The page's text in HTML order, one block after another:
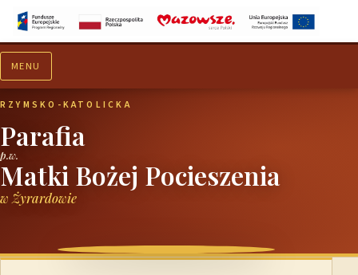
MENU
RZYMSKO-KATOLICKA
Parafia
p.w.
Matki Bożej Pocieszenia
w Żyrardowie